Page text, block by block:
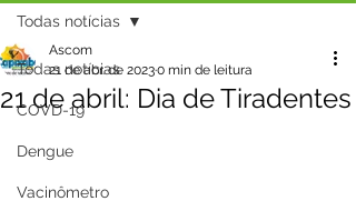
Todas notícias
COVD-19
Dengue
Vacinômetro
Todas notícias
21 de abril: Dia de Tiradentes
Ascom
21 de abr. de 20230 min de leitura